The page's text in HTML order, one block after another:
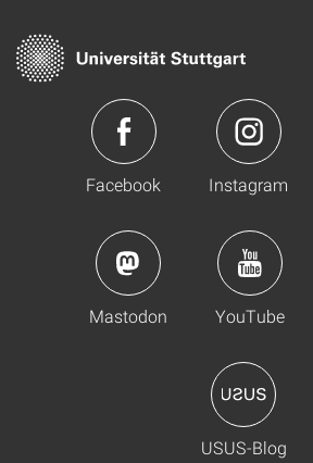
Facebook Instagram
Mastodon YouTube
USUS-Blog